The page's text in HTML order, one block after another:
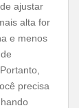
ajustar
alta for
e menos
precisa